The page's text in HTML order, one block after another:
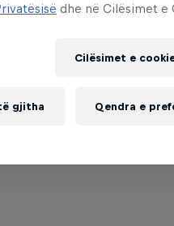
dhe në Cilësimet e
Cilësimet e
gjitha Qendra e